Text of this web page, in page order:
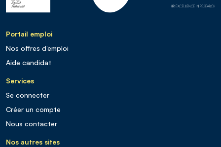
Portail emploi
Nos offres d’emploi
Aide candidat
Services
Se connecter
Créer un compte
Nous contacter
Nos autres sites